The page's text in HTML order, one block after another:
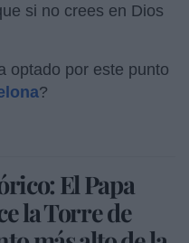
si no crees en Dios
optado por este punto
?
El Papa
la Torre de